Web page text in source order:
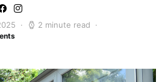
2 minute read